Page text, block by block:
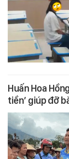
Huấn Hoa
tiền’ giúp đỡ